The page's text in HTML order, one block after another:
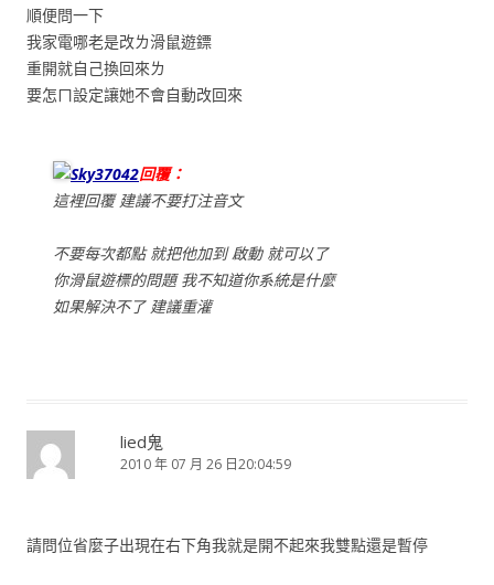
順便問一下
我家電哪老是改ㄌ滑鼠遊鏢
重開就自己換回來ㄌ
要怎ㄇ設定讓她不會自動改回來
Sky37042回覆：
這裡回覆 建議不要打注音文
不要每次都點 就把他加到 啟動 就可以了
你滑鼠遊標的問題 我不知道你系統是什麼
如果解決不了 建議重灌
lied鬼
2010 年 07 月 26 日20:04:59
請問位省麼子出現在右下角我就是開不起來我雙點還是暫停